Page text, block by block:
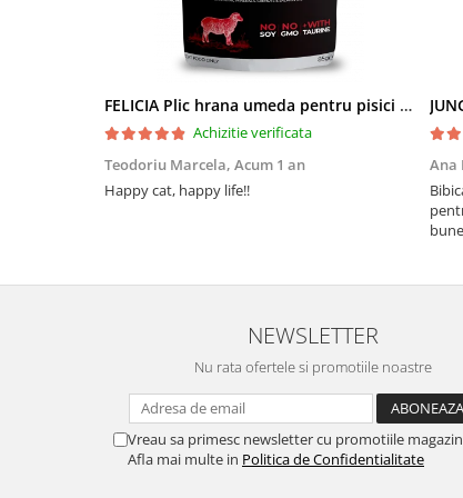
FELICIA Plic hrana umeda pentru pisici adulte, cu Miel, Set 12x85g
Achizitie verificata
Teodoriu Marcela, Acum 1 an
Happy cat, happy life!!
Ana
NEWSLETTER
Nu rata ofertele si promotiile noastre
Vreau sa primesc newsletter cu promotiile
Afla mai multe in Politica de Confidentialitate